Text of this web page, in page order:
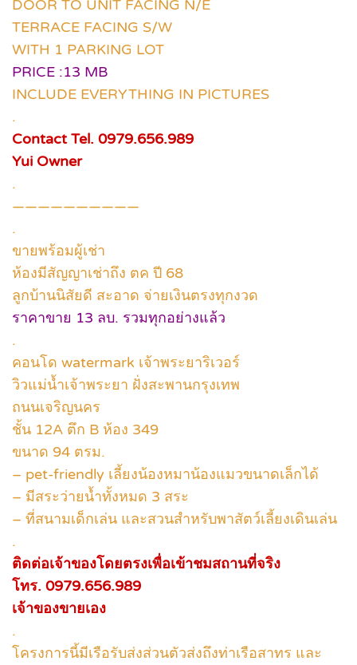
DOOR TO UNIT FACING N/E
TERRACE FACING S/W
WITH 1 PARKING LOT
PRICE :13 MB
INCLUDE EVERYTHING IN PICTURES
.
Contact Tel. 0979.656.989
Yui Owner
.
——————————
.
ขายพร้อมผู้เช่า
ห้องมีสัญญาเช่าถึง ตค ปี 68
ลูกบ้านนิสัยดี สะอาด จ่ายเงินตรงทุกงวด
ราคาขาย 13 ลบ. รวมทุกอย่างแล้ว
.
คอนโด watermark เจ้าพระยาริเวอร์
วิวแม่น้ำเจ้าพระยา ฝั่งสะพานกรุงเทพ
ถนนเจริญนคร
ชั้น 12A ตึก B ห้อง 349
ขนาด 94 ตรม.
– pet-friendly เลี้ยงน้องหมาน้องแมวขนาดเล็กได้
– มีสระว่ายน้ำทั้งหมด 3 สระ
– ที่สนามเด็กเล่น และสวนสำหรับพาสัตว์เลี้ยงเดินเล่น
.
ติดต่อเจ้าของโดยตรงเพื่อเข้าชมสถานที่จริง
โทร. 0979.656.989
เจ้าของขายเอง
.
โครงการนี้มีเรือรับส่งส่วนตัวส่งถึงท่าเรือสาทร และ